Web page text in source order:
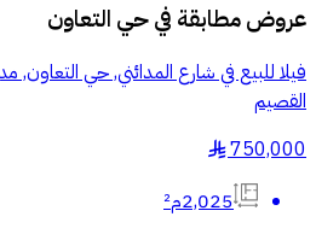
عروض مطابقة فيحي التعاون
فيلا للبيع في شارع المدائني, حي التعاون,
القصيم
750,000
§
2,025م²